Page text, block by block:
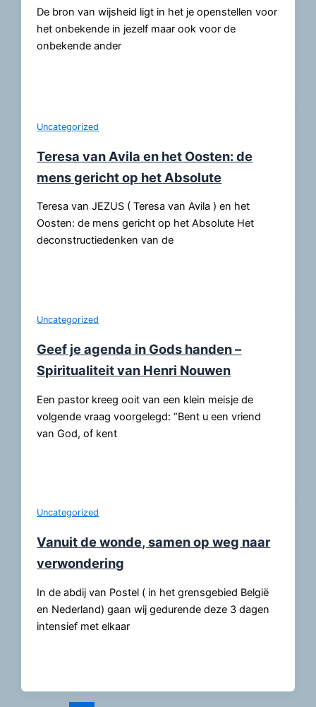
De bron van wijsheid ligt in het je openstellen voor
het onbekende in jezelf maar ook voor de
onbekende ander
Uncategorized
Teresa van Avila en het Oosten: de
mens gericht op het Absolute
Teresa van JEZUS ( Teresa van Avila ) en het
Oosten: de mens gericht op het Absolute Het
deconstructiedenken van de
Uncategorized
Geef je agenda in Gods handen –
Spiritualiteit van Henri Nouwen
Een pastor kreeg ooit van een klein meisje de
volgende vraag voorgelegd: “Bent u een vriend
van God, of kent
Uncategorized
Vanuit de wonde, samen op weg naar
verwondering
In de abdij van Postel ( in het grensgebied België
en Nederland) gaan wij gedurende deze 3 dagen
intensief met elkaar